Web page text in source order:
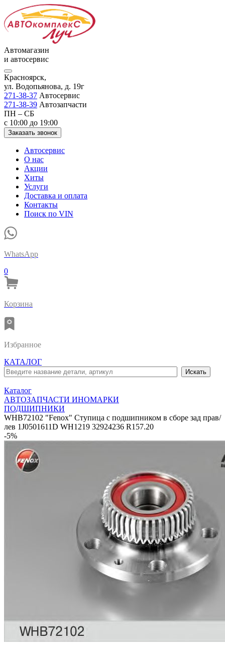
Автомагазин
и автосервис
Красноярск,
ул. Водопьянова, д. 19г
271-38-37 Автосервис
271-38-39 Автозапчасти
ПН – СБ
с 10:00 до 19:00
Заказать звонок
Автосервис
О нас
Акции
Хиты
Услуги
Доставка и оплата
Контакты
Поиск по VIN
WhatsApp
0
Корзина
Избранное
КАТАЛОГ
Каталог
АВТОЗАПЧАСТИ ИНОМАРКИ
ПОДШИПНИКИ
WHB72102 "Fenox" Ступица с подшипником в сборе зад прав/
лев 1J0501611D WH1219 32924236 R157.20
-5%